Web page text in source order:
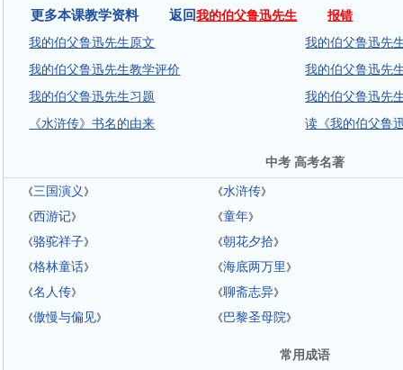
更多本课教学资料 返回我的伯父鲁迅先生
报错
我的伯父鲁迅先生原文
我的伯父鲁迅先
我的伯父鲁迅先生教学评价
我的伯父鲁迅先
我的伯父鲁迅先生习题
我的伯父鲁迅先
《水浒传》书名的由来
读《我的伯父鲁
中考 高考名著
《三国演义 》 《水浒传》
《西游记》 《童年》
《骆驼祥子》 《朝花夕拾》
《格林童话》 《海底两万里 》
《名人传》 《聊斋志异》
《傲慢与偏见》 《巴黎圣母院》
常用成语